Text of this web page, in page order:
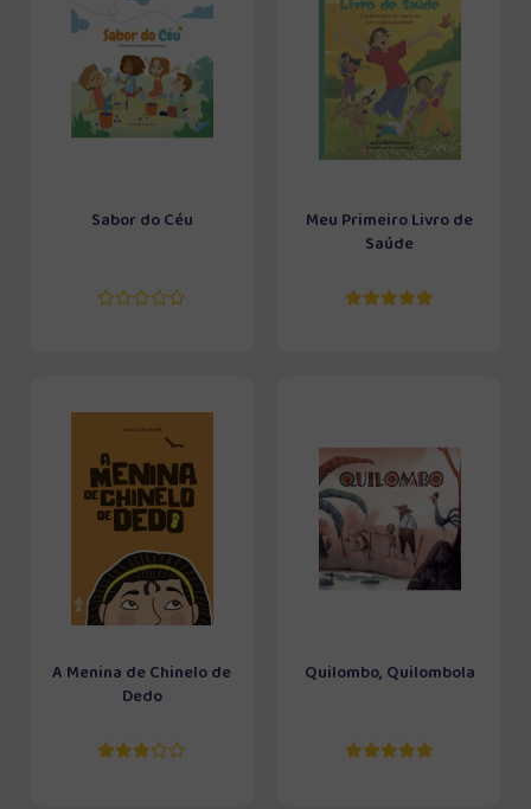
Sabor do Céu
Meu Primeiro Livro de
Saúde
A Menina de Chinelo de
Dedo
Quilombo, Quilombola